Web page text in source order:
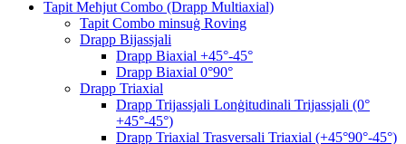
Tapit Meħjut Combo (Drapp Multiaxial)
Tapit Combo minsuġ Roving
Drapp Bijassjali
Drapp Biaxial +45°-45°
Drapp Biaxial 0°90°
Drapp Triaxial
Drapp Trijassjali Lonġitudinali Trijassjali (0°
+45°-45°)
Drapp Triaxial Trasversali Triaxial (+45°90°-45°)